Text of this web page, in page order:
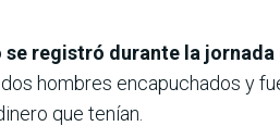
se registró durante la
hombres encapuchados y
que tenían.